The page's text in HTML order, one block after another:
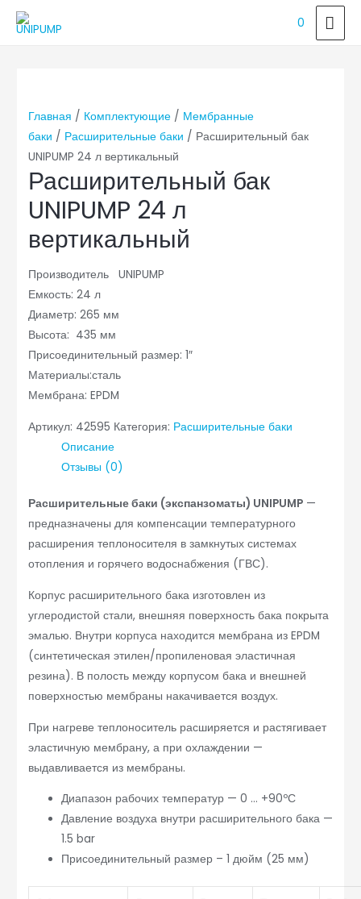
0
Главная / Комплектующие/ Мембранные
баки / Расширительные баки / Расширительный бак
UNIPUMP 24 л вертикальный
Расширительный бак
UNIPUMP 24 л
вертикальный
Производитель UNIPUMP
Емкость: 24 л
Диаметр: 265 мм
Высота: 435 мм
Присоединительный размер: 1″
Материалы:сталь
Мембрана: EPDM
Артикул: 42595 Категория: Расширительные баки
Описание
Отзывы (0)
Расширительные баки (экспанзоматы) UNIPUMP—
предназначены для компенсации температурного
расширения теплоносителя в замкнутых системах
отопления и горячего водоснабжения (ГВС).
Корпус расширительного бака изготовлен из
углеродистой стали, внешняя поверхность бака покрыта
эмалью. Внутри корпуса находится мембрана из EPDM
(синтетическая этилен/пропиленовая эластичная
резина). В полость между корпусом бака и внешней
поверхностью мембраны накачивается воздух.
При нагреве теплоноситель расширяется и растягивает
эластичную мембрану, а при охлаждении —
выдавливается из мембраны.
Диапазон рабочих температур — 0 … +90ºС
Давление воздуха внутри расширительного бака —
1.5 bar
Присоединительный размер – 1 дюйм (25 мм)